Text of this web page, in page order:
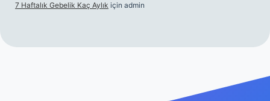
7 Haftalık Gebelik Kaç Aylık için admin